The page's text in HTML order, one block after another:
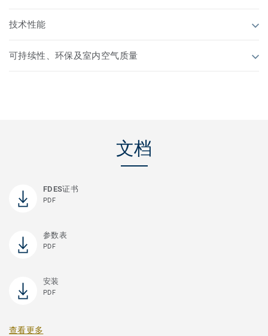
技术性能
可持续性、环保及室内空气质量
文档
FDES证书
PDF
参数表
PDF
安装
PDF
查看更多